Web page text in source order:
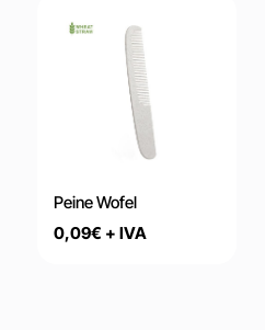
Peine Wofel
0,09€ + IVA